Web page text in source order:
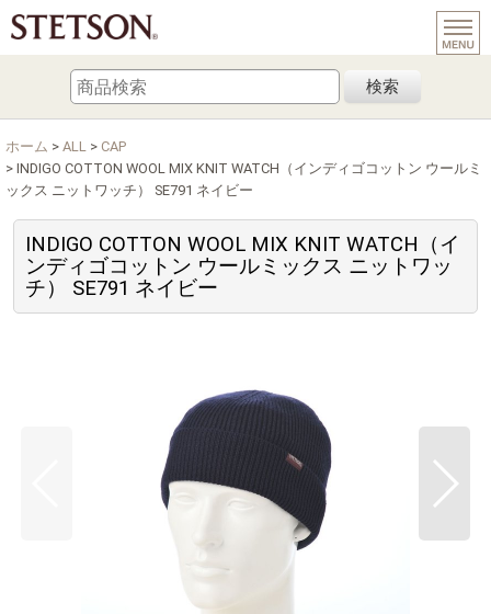
検索
ホーム > ALL > CAP
> INDIGO COTTON WOOL MIX KNIT WATCH（インディゴコットン ウールミ
ックス ニットワッチ） SE791 ネイビー
INDIGO COTTON WOOL MIX KNIT WATCH（イ
ンディゴコットン ウールミックス ニットワッ
チ） SE791 ネイビー